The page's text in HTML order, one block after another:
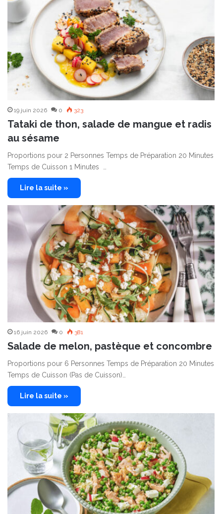
19 juin 2026 0 323
Tataki de thon, salade de mangue et radis
au sésame
Proportions pour 2 Personnes Temps de Préparation 20 Minutes
Temps de Cuisson 1 Minutes …
Lire la suite »
16 juin 2026 0 381
Salade de melon, pastèque et concombre
Proportions pour 6 Personnes Temps de Préparation 20 Minutes
Temps de Cuisson (Pas de Cuisson)…
Lire la suite »